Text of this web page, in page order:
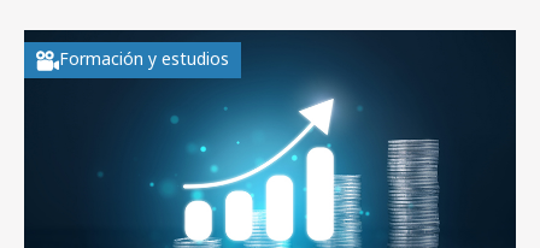
Formación y estudios